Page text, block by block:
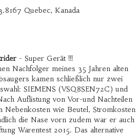
Quebec, Kanada
- Super Gerät !!!
Nachfolger meines 35 Jahren alten
kamen schließlich nur zwei
SIEMENS (VSQ8SEN72C) und
Auflistung von Vor-und Nachteilen
Nebenkosten wie Beutel, Stromkosten
die Nase vorn zudem war er auch
Warentest 2015. Das alternative